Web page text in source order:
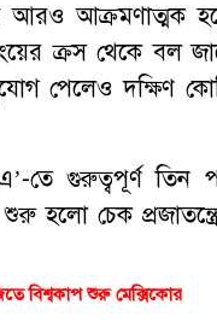
আক্রমণাত্মক
ক্রস থেকে বল
পেলেও দক্ষিণ
তে গুরুত্বপূর্ণ তিন
হলো চেক
বিশ্বকাপ শুরু মেক্সিকোর